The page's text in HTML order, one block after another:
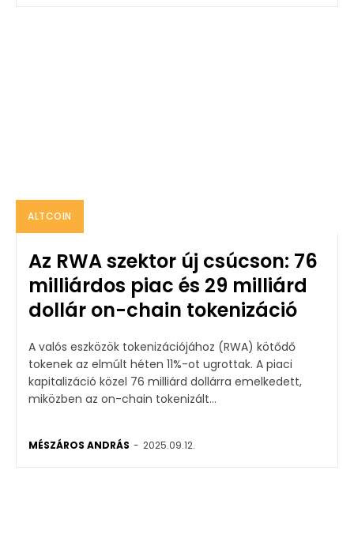
ALTCOIN
Az RWA szektor új csúcson: 76
milliárdos piac és 29 milliárd
dollár on-chain tokenizáció
A valós eszközök tokenizációjához (RWA) kötődő
tokenek az elmúlt héten 11%-ot ugrottak. A piaci
kapitalizáció közel 76 milliárd dollárra emelkedett,
miközben az on-chain tokenizált...
MÉSZÁROS ANDRÁS - 2025.09.12.